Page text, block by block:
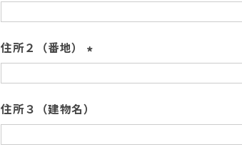
(
必
住所２（番地）
(
必
)
住所３（建物名）